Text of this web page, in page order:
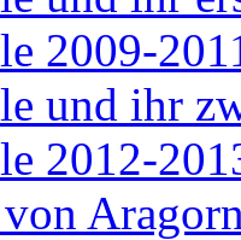
2009-
und ihr
2012-